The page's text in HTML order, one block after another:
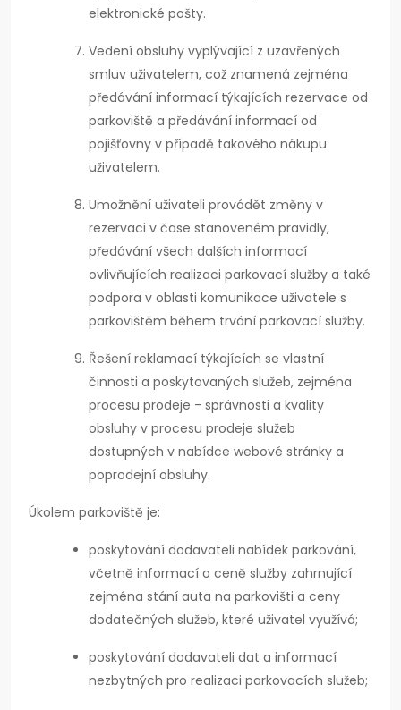
elektronické pošty.
Vedení obsluhy vyplývající z uzavřených
smluv uživatelem, což znamená zejména
předávání informací týkajících rezervace od
parkoviště a předávání informací od
pojišťovny v případě takového nákupu
uživatelem.
Umožnění uživateli provádět změny v
rezervaci v čase stanoveném pravidly,
předávání všech dalších informací
ovlivňujících realizaci parkovací služby a také
podpora v oblasti komunikace uživatele s
parkovištěm během trvání parkovací služby.
Řešení reklamací týkajících se vlastní
činnosti a poskytovaných služeb, zejména
procesu prodeje - správnosti a kvality
obsluhy v procesu prodeje služeb
dostupných v nabídce webové stránky a
poprodejní obsluhy.
Úkolem parkoviště je:
poskytování dodavateli nabídek parkování,
včetně informací o ceně služby zahrnující
zejména stání auta na parkovišti a ceny
dodatečných služeb, které uživatel využívá;
poskytování dodavateli dat a informací
nezbytných pro realizaci parkovacích služeb;